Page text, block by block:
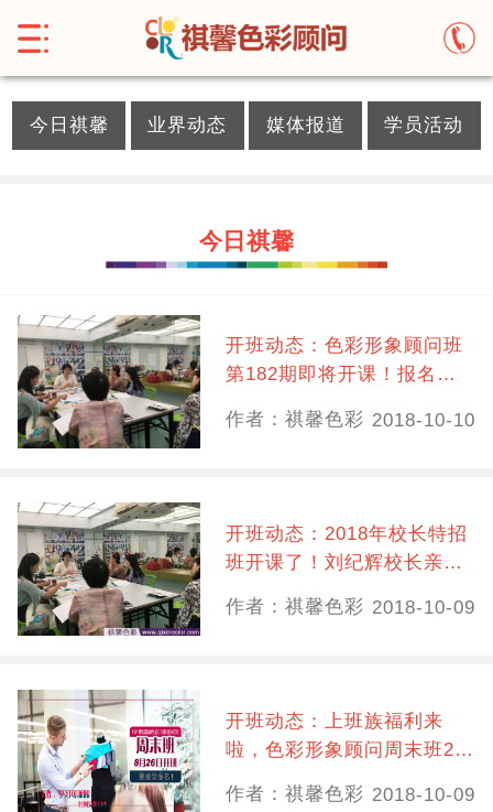
今日祺馨 业界动态 媒体报道 学员活动
今日祺馨
开班动态：色彩形象顾问班
第182期即将开课！报名倒
作者：祺馨色彩 2018-10-10
开班动态：2018年校长特招
班开课了！刘纪辉校长亲
作者：祺馨色彩 2018-10-09
开班动态：上班族福利来
啦，色彩形象顾问周末班26
作者：祺馨色彩 2018-10-09